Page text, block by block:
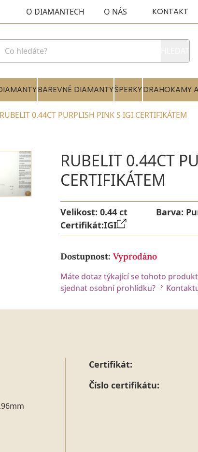
O DIAMANTECH O NÁS KONTAKT
BAREVNÉ DIAMANTYŠPERKYDRAHOKAMY
RUBELIT 0.44CT PURPLISH PINK S IGI CERTIFIKÁTEM
RUBELIT 0.44CT
CERTIFIKÁTEM
Velikost: 0.44 ct Barva:
Certifikát:IGI
Dostupnost: Vyprodáno
Máte dotaz týkající se tohoto
sjednat osobní prohlídku?
Certifikát:
Číslo certifikátu: